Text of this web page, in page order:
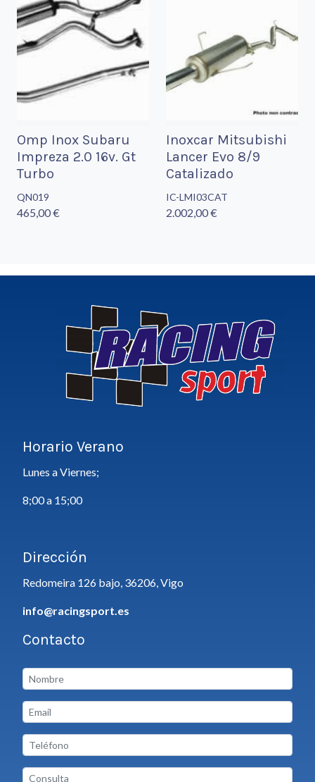
Omp Inox Subaru
Impreza 2.0 16v. Gt
Turbo
QN019
465,00 €
Inoxcar Mitsubishi
Lancer Evo 8/9
Catalizado
IC-LMI03CAT
2.002,00 €
Horario Verano
Lunes a Viernes;
8;00 a 15;00
Dirección
Redomeira 126 bajo, 36206, Vigo
info@racingsport.es
Contacto